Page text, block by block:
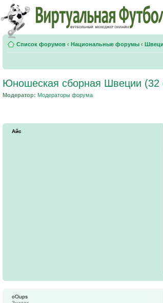
Список форумов ‹ Национальные форумы ‹
Юношеская сборная Швеции (32
Модератор: Модераторы форума
Айс
oOups